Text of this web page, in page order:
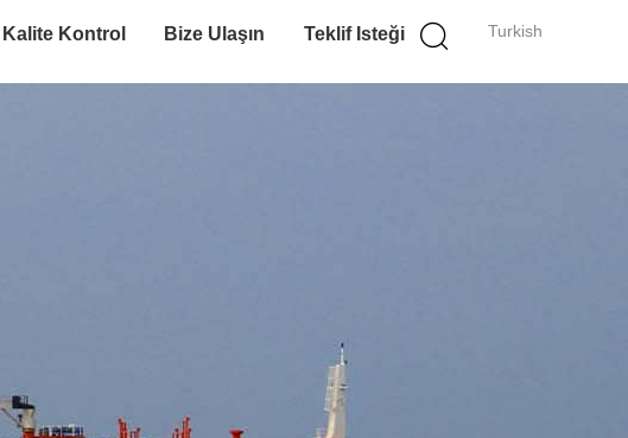
Turkish
Kalite Kontrol Bize Ulaşın Teklif Isteği